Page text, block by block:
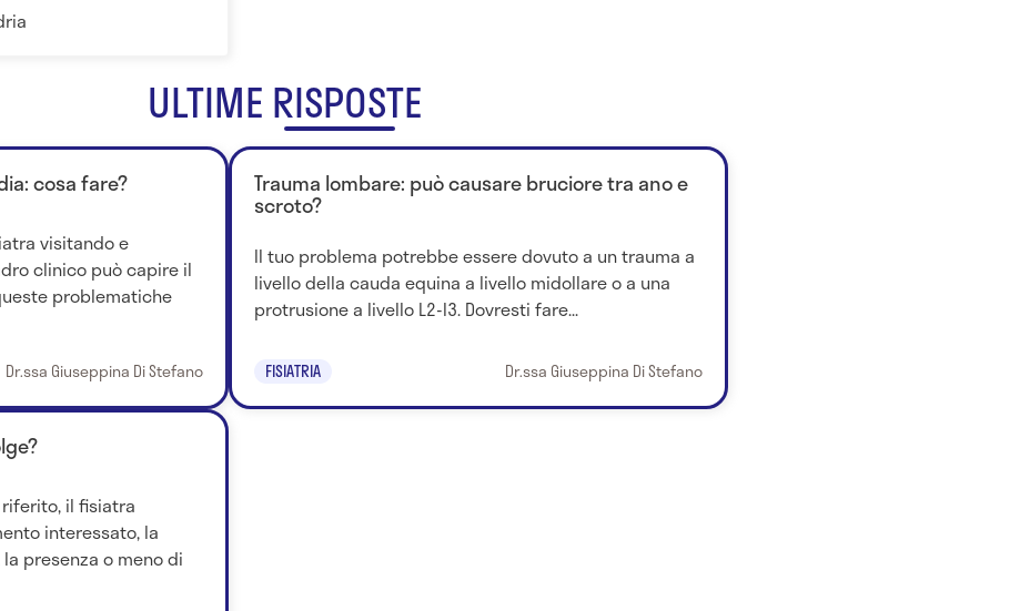
ULTIME RISPOSTE
cosa fare?
visitando e
clinico può capire il
problematiche
Dr.ssa Giuseppina Di Stefano
Trauma lombare: può causare bruciore tra ano e
scroto?
Il tuo problema potrebbe essere dovuto a un trauma a
livello della cauda equina a livello midollare o a una
protrusione a livello L2-l3. Dovresti fare...
FISIATRIA Dr.ssa Giuseppina Di Stefano
il fisiatra
interessato, la
presenza o meno di